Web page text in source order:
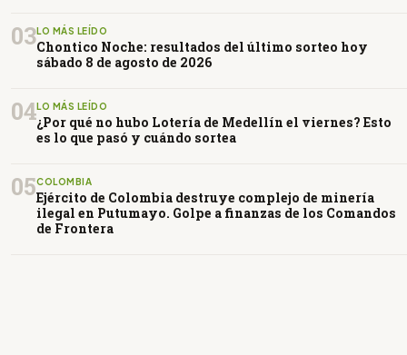
03LO MÁS LEÍDO
Chontico Noche: resultados del último sorteo hoy
sábado 8 de agosto de 2026
04LO MÁS LEÍDO
¿Por qué no hubo Lotería de Medellín el viernes? Esto
es lo que pasó y cuándo sortea
05COLOMBIA
Ejército de Colombia destruye complejo de minería
ilegal en Putumayo. Golpe a finanzas de los Comandos
de Frontera